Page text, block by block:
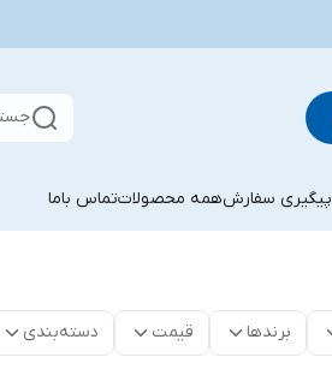
پیگیری سفارشهمه محصولاتتماس باما
برندها قیمت دسته‌بندی